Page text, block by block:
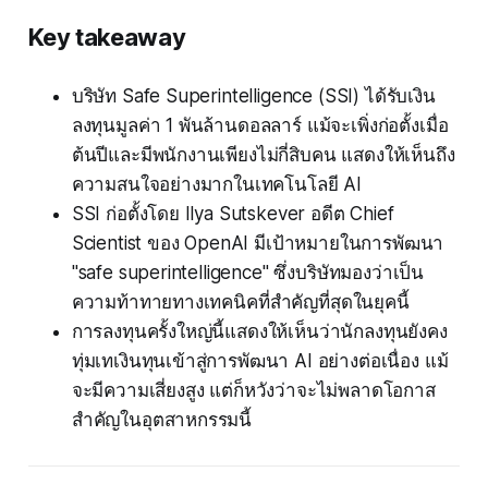
Key takeaway
บริษัท Safe Superintelligence (SSI) ได้รับเงิน
ลงทุนมูลค่า 1 พันล้านดอลลาร์ แม้จะเพิ่งก่อตั้งเมื่อ
ต้นปีและมีพนักงานเพียงไม่กี่สิบคน แสดงให้เห็นถึง
ความสนใจอย่างมากในเทคโนโลยี AI
SSI ก่อตั้งโดย Ilya Sutskever อดีต Chief
Scientist ของ OpenAI มีเป้าหมายในการพัฒนา
"safe superintelligence" ซึ่งบริษัทมองว่าเป็น
ความท้าทายทางเทคนิคที่สำคัญที่สุดในยุคนี้
การลงทุนครั้งใหญ่นี้แสดงให้เห็นว่านักลงทุนยังคง
ทุ่มเทเงินทุนเข้าสู่การพัฒนา AI อย่างต่อเนื่อง แม้
จะมีความเสี่ยงสูง แต่ก็หวังว่าจะไม่พลาดโอกาส
สำคัญในอุตสาหกรรมนี้